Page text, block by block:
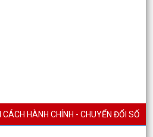
CÁCH HÀNH CHÍNH - CHUYỂN ĐỔI SỐ